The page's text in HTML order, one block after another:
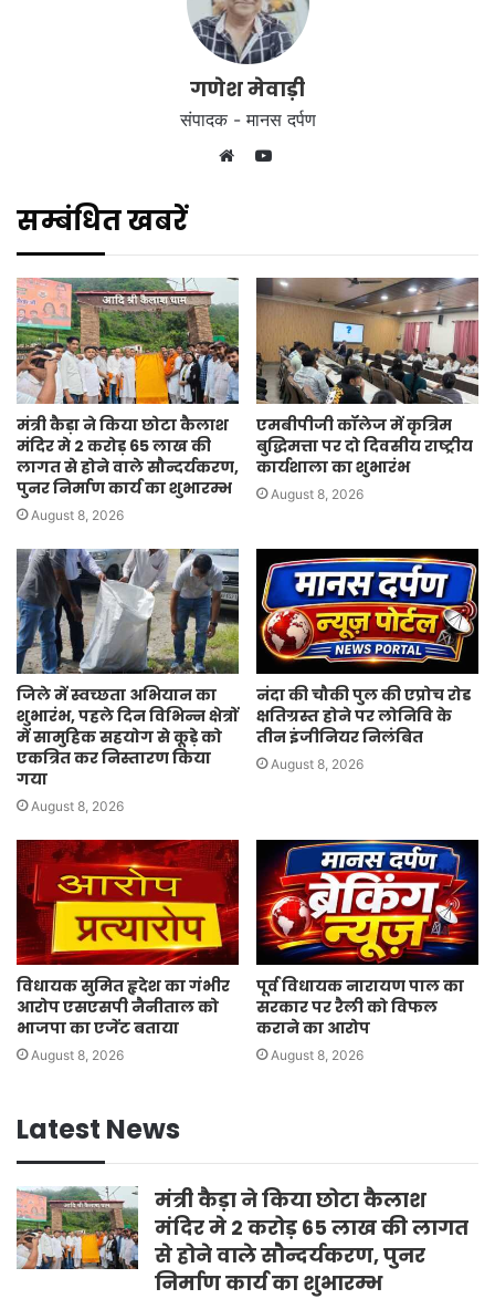
गणेश मेवाड़ी
संपादक - मानस दर्पण
YouTube
सम्बंधित खबरें
मंत्री कैड़ा ने किया छोटा कैलाश
मंदिर मे 2 करोड़ 65 लाख की
लागत से होने वाले सौन्दर्यकरण,
पुनर निर्माण कार्य का शुभारम्भ
August 8, 2026
एमबीपीजी कॉलेज में कृत्रिम
बुद्धिमत्ता पर दो दिवसीय राष्ट्रीय
कार्यशाला का शुभारंभ
August 8, 2026
जिले में स्वच्छता अभियान का
शुभारंभ, पहले दिन विभिन्न क्षेत्रों
में सामुहिक सहयोग से कूड़े को
एकत्रित कर निस्तारण किया
गया
August 8, 2026
नंदा की चौकी पुल की एप्रोच रोड
क्षतिग्रस्त होने पर लोनिवि के
तीन इंजीनियर निलंबित
August 8, 2026
विधायक सुमित हृदेश का गंभीर
आरोप एसएसपी नैनीताल को
भाजपा का एजेंट बताया
August 8, 2026
पूर्व विधायक नारायण पाल का
सरकार पर रैली को विफल
कराने का आरोप
August 8, 2026
Latest News
मंत्री कैड़ा ने किया छोटा कैलाश
मंदिर मे 2 करोड़ 65 लाख की लागत
से होने वाले सौन्दर्यकरण, पुनर
निर्माण कार्य का शुभारम्भ